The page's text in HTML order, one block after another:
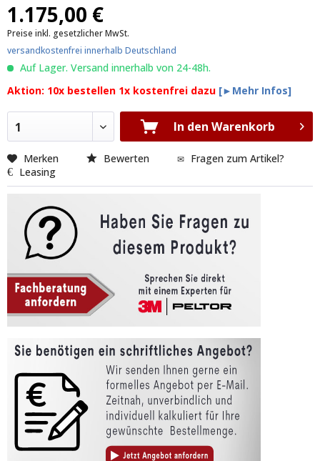
1.175,00 €
Preise inkl. gesetzlicher MwSt.
versandkostenfrei innerhalb Deutschland
Auf Lager. Versand innerhalb von 24-48h.
Aktion: 10x bestellen 1x kostenfrei dazu [►Mehr Infos]
1 In den Warenkorb
Merken Bewerten
Fragen zum Artikel?
Leasing